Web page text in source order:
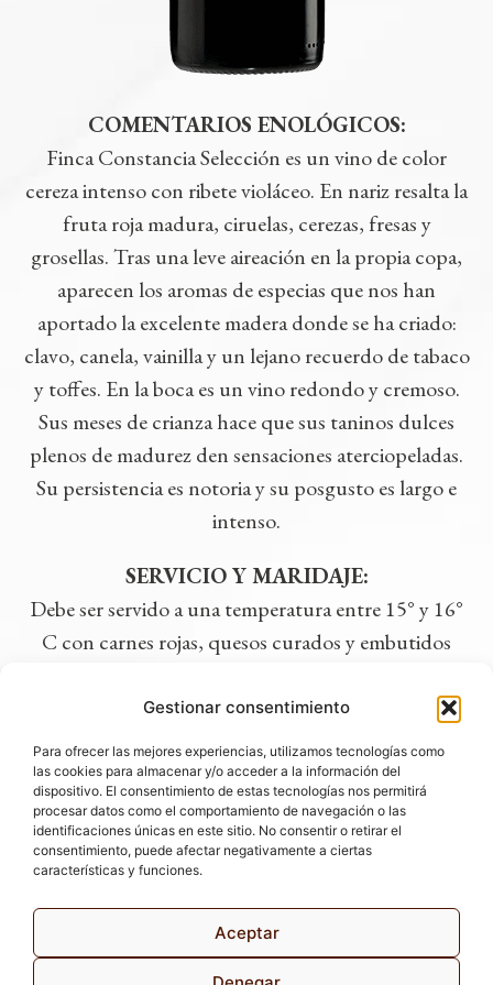
Gestionar consentimiento
Para ofrecer las mejores experiencias, utilizamos tecnologías como
las cookies para almacenar y/o acceder a la información del
dispositivo. El consentimiento de estas tecnologías nos permitirá
procesar datos como el comportamiento de navegación o las
identificaciones únicas en este sitio. No consentir o retirar el
consentimiento, puede afectar negativamente a ciertas
características y funciones.
Aceptar
COMENTARIOS ENOLÓGICOS:
Finca Constancia Selección es un vino de color
cereza intenso con ribete violáceo. En nariz resalta la
fruta roja madura, ciruelas, cerezas, fresas y
grosellas. Tras una leve aireación en la propia copa,
aparecen los aromas de especias que nos han
aportado la excelente madera donde se ha criado:
clavo, canela, vainilla y un lejano recuerdo de tabaco
y toffes. En la boca es un vino redondo y cremoso.
Sus meses de crianza hace que sus taninos dulces
plenos de madurez den sensaciones aterciopeladas.
Su persistencia es notoria y su posgusto es largo e
intenso.
SERVICIO Y MARIDAJE:
Debe ser servido a una temperatura entre 15° y 16°
C con carnes rojas, quesos curados y embutidos
VINUM NOBILE, S.L.
C/ Joaquín Turina, 2.
28224 Pozuelo de Alarcón (Madrid)
Tel. 91 799 22 80
comercial@vinumnobile.com
Política de Privacidad